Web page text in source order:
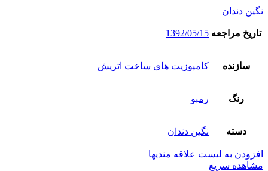
نگین دندان
تاریخ مراجعه 1392/05/15
سازنده کامپوزیت های ساخت اتریش
رنگ رمبو
دسته نگین دندان
افزودن به لیست علاقه مندیها
مشاهده سریع